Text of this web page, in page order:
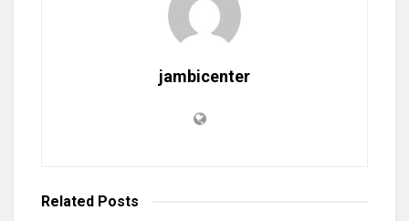
jambicenter
Related Posts